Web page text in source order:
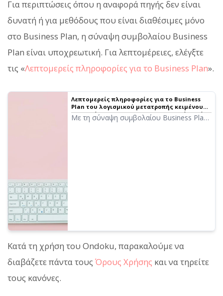
Για περιπτώσεις όπου η αναφορά πηγής δεν είναι
δυνατή ή για μεθόδους που είναι διαθέσιμες μόνο
στο Business Plan, η σύναψη συμβολαίου Business
Plan είναι υποχρεωτική. Για λεπτομέρειες, ελέγξτε
τις «Λεπτομερείς πληροφορίες για το Business Plan».
Λεπτομερείς πληροφορίες για το Business
Plan του λογισμικού μετατροπής κειμένου
σε ομιλία «Ondoku». Χαρακτηριστικά, τιμές
κ.λπ.
Με τη σύναψη συμβολαίου Business Plan,
Κατά τη χρήση του Ondoku, παρακαλούμε να
διαβάζετε πάντα τους Όρους Χρήσης και να τηρείτε
τους κανόνες.